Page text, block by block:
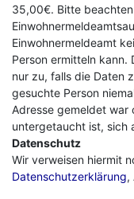
35,00€. Bitte
Einwohnermeldeamt
Person ermitteln kann.
nur zu, falls die Daten
gesuchte Person
Adresse gemeldet war
untergetaucht ist, sich
Datenschutz
Wir verweisen hiermit
Datenschutzerklärung,